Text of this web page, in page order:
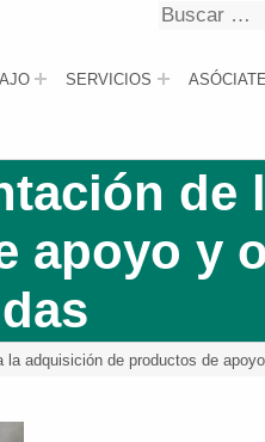
SERVICIOS ASÓCIATE
Buscar
de
apoyo y
adquisición de productos de